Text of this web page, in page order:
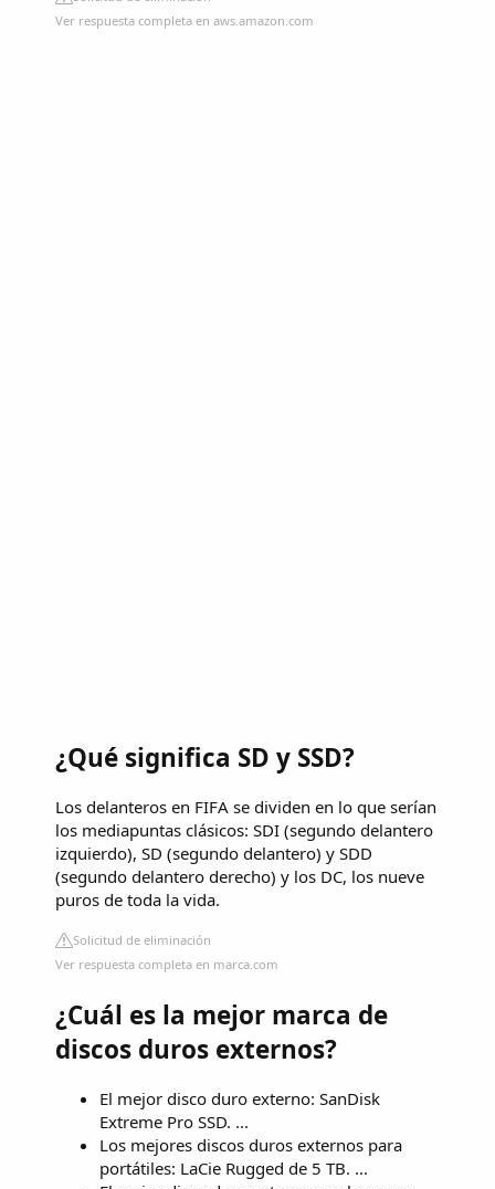
Ver respuesta completa en aws.amazon.com
¿Qué significa SD y SSD?
Los delanteros en FIFA se dividen en lo que serían
los mediapuntas clásicos: SDI (segundo delantero
izquierdo), SD (segundo delantero) y SDD
(segundo delantero derecho) y los DC, los nueve
puros de toda la vida.
Solicitud de eliminación
Ver respuesta completa en marca.com
¿Cuál es la mejor marca de
discos duros externos?
El mejor disco duro externo: SanDisk
Extreme Pro SSD. ...
Los mejores discos duros externos para
portátiles: LaCie Rugged de 5 TB. ...